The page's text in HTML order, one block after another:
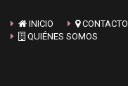
INICIO CONTACTO
QUIÉNES SOMOS